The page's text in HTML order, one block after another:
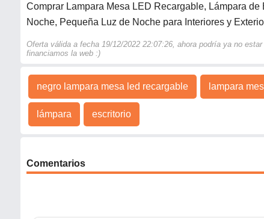
Comprar Lampara Mesa LED Recargable, Lámpara
Noche, Pequeña Luz de Noche para Interiores y
Oferta válida a fecha 19/12/2022 22:07:26, ahora podría ya no
financiamos la web :)
negro lampara mesa led recargable lampara
lámpara escritorio
Comentarios